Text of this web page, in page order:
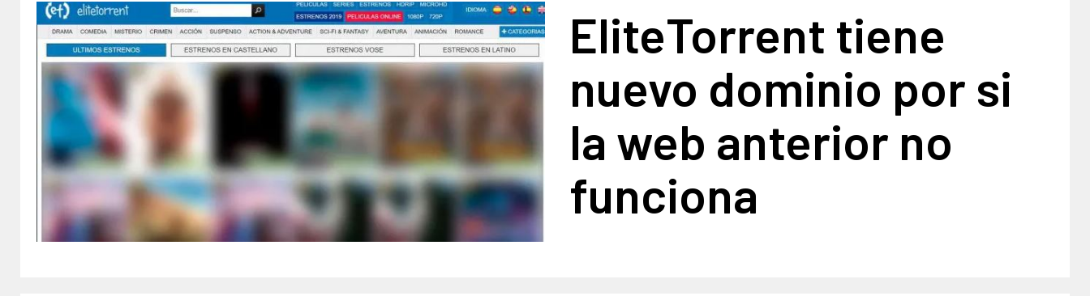
EliteTorrent tiene
nuevo dominio por si
la web anterior no
funciona